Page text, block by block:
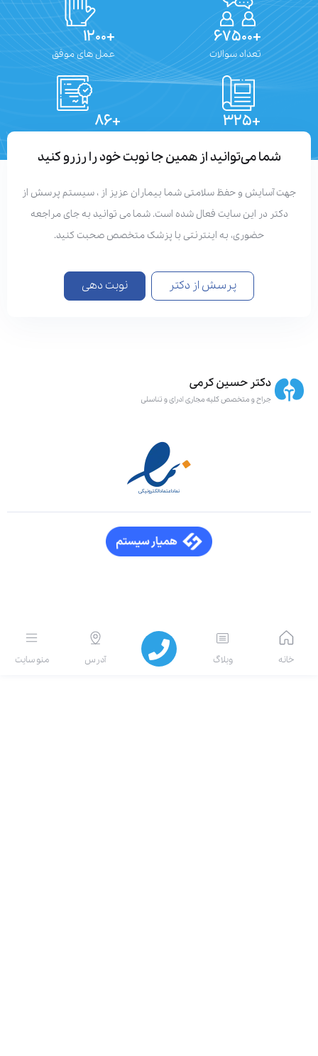
تعداد سوالات عمل های موفق
شما می‌توانید از همین جا نوبت خود را رزرو کنید
آسایش و حفظ سلامتی شما بیماران عزیز از ، سیستم پرسش از
دکتر در این سایت فعال شده است. شما می توانید به جای مراجعه
حضوری، به اینترنتی با پزشک متخصص صحبت کنید.
پرسش از دکتر نوبت دهی
منو سایت